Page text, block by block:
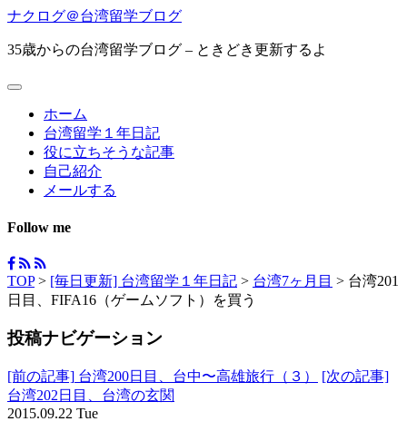
ナクログ＠台湾留学ブログ
35歳からの台湾留学ブログ – ときどき更新するよ
ホーム
台湾留学１年日記
役に立ちそうな記事
自己紹介
メールする
Follow me
TOP> [毎日更新] 台湾留学１年日記 > 台湾7ヶ月目 > 台湾201
日目、FIFA16（ゲームソフト）を買う
投稿ナビゲーション
[前の記事] 台湾200日目、台中〜高雄旅行（３）
[次の記事]
台湾202日目、台湾の玄関
2015.09.22 Tue